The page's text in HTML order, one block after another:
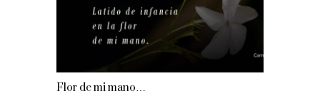
Flor de mi mano…